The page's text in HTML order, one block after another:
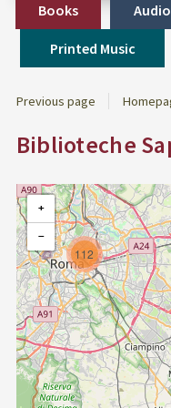
Books
Printed Music
Previous page
Biblioteche
112
+
−